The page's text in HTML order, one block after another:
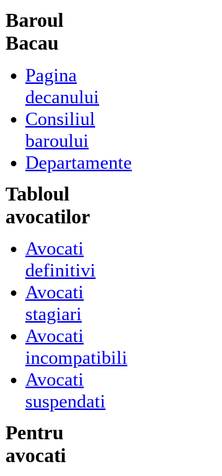
Baroul
Bacau
Pagina
decanului
Consiliul
baroului
Departamente
Tabloul
avocatilor
Avocati
definitivi
Avocati
stagiari
Avocati
incompatibili
Avocati
suspendati
Pentru
avocati